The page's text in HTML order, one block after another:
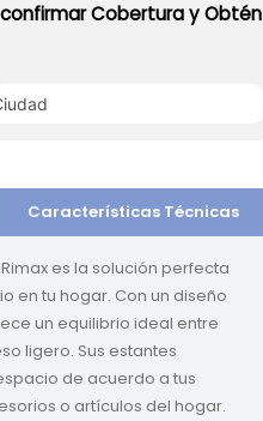
Cobertura y Obtén
Características Técnicas
es la solución perfecta
en tu hogar. Con un diseño
un equilibrio ideal entre
ligero. Sus estantes
de acuerdo a tus
o artículos del hogar.